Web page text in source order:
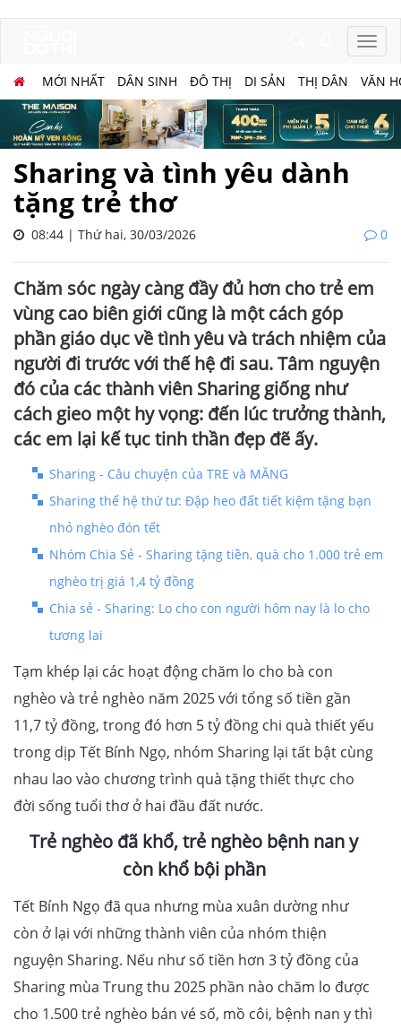
MỚI NHẤT DÂN SINH ĐÔ THỊ DI SẢN THỊ DÂN VĂN
Sharing và tình yêu dành
tặng trẻ thơ
08:44 | Thứ hai, 30/03/2026 0
Chăm sóc ngày càng đầy đủ hơn cho trẻ em
vùng cao biên giới cũng là một cách góp
phần giáo dục về tình yêu và trách nhiệm của
người đi trước với thế hệ đi sau. Tâm nguyện
đó của các thành viên Sharing giống như
cách gieo một hy vọng: đến lúc trưởng thành,
các em lại kế tục tinh thần đẹp đẽ ấy.
Sharing - Câu chuyện của TRE và MĂNG
Sharing thế hệ thứ tư: Đập heo đất tiết kiệm tặng bạn
nhỏ nghèo đón tết
Nhóm Chia Sẻ - Sharing tặng tiền, quà cho 1.000 trẻ em
nghèo trị giá 1,4 tỷ đồng
Chia sẻ - Sharing: Lo cho con người hôm nay là lo cho
tương lai
Tạm khép lại các hoạt động chăm lo cho bà con
nghèo và trẻ nghèo năm 2025 với tổng số tiền gần
11,7 tỷ đồng, trong đó hơn 5 tỷ đồng chi quà thiết yếu
trong dịp Tết Bính Ngọ, nhóm Sharing lại tất bật cùng
nhau lao vào chương trình quà tặng thiết thực cho
đời sống tuổi thơ ở hai đầu đất nước.
Trẻ nghèo đã khổ, trẻ nghèo bệnh nan y
còn khổ bội phần
Tết Bính Ngọ đã qua nhưng mùa xuân dường như
còn ở lại với những thành viên của nhóm thiện
nguyện Sharing. Nếu như số tiền hơn 3 tỷ đồng của
Sharing mùa Trung thu 2025 phần nào chăm lo được
cho 1.500 trẻ nghèo bán vé số, mồ côi, bệnh nan y thì